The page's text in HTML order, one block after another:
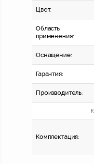
Цвет:
Область
применения:
Оснащение:
Гарантия:
Производитель:
Комплектация: